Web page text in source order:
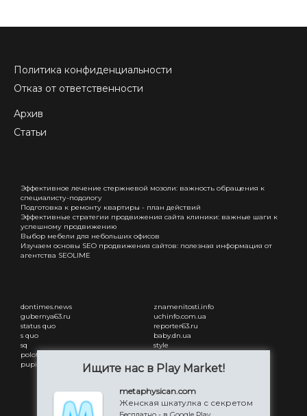
Политика конфиденциальности
Отказ от ответственности
Архив
Статьи
Эффективное лечение стержневой мозоли: важность обращения к
специалисту-подологу
Подготовка к ремонту квартиры - план действий
Эффективные стратегии продвижения сайта клиники: важные шаги к
успешному продвижению
Выбор мебели для небольших офисов
Изучаем основы SEO продвижения сайтов: полезная информация от
агентства SEOLIME
dontimes.news
gubernya63.ru
status quo
s quo
sq
polotsk-portal.ru
pupilby
znamenitosti.info
uchinfo.com.ua
reporter63.ru
baby.dn.ua
style
freesmi.by
Привітання з днем народження
Привітання з днем народження
чоловіку
Ищите нас в Play Market!
metaphysican.com
Женская шкатулка с секретом